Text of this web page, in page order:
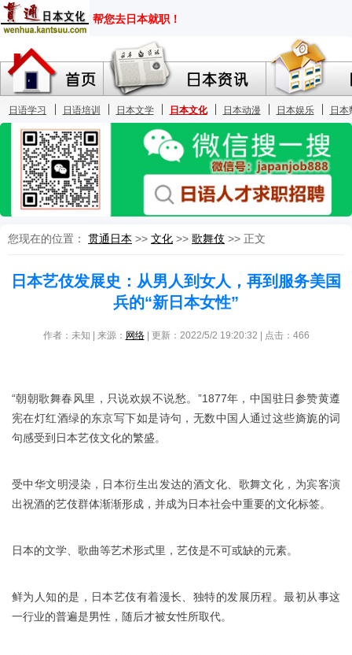
您现在的位置： 贯通日本 >> 文化 >> 歌舞伎 >> 正文
日本艺伎发展史：从男人到女人，再到服务美国
兵的“新日本女性”
作者：未知 | 来源： 网络| 更新：2022/5/2 19:20:32 | 点击： 466
“朝朝歌舞春风里，只说欢娱不说愁。”1877年，中国驻日参赞黄遵
宪在灯红酒绿的东京写下如是诗句，无数中国人通过这些旖旎的词
句感受到日本艺伎文化的繁盛。
受中华文明浸染，日本衍生出发达的酒文化、歌舞文化，为宾客演
出祝酒的艺伎群体渐渐形成，并成为日本社会中重要的文化标签。
日本的文学、歌曲等艺术形式里，艺伎是不可或缺的元素。
鲜为人知的是，日本艺伎有着漫长、独特的发展历程。最初从事这
一行业的普遍是男性，随后才被女性所取代。